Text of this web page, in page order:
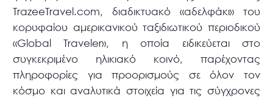
TrazeeTravel.com, διαδικτυακό «αδελφάκι» του
κορυφαίου αμερικανικού ταξιδιωτικού περιοδικού
«Global Traveler», η οποία ειδικεύεται στο
συγκεκριμένο ηλικιακό κοινό, παρέχοντας
πληροφορίες για προορισμούς σε όλον τον
κόσμο και αναλυτικά στοιχεία για τις σύγχρονες